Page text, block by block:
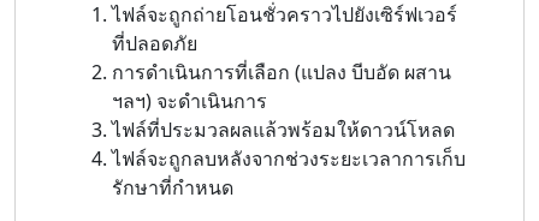
ไฟล์จะถูกถ่ายโอนชั่วคราวไปยังเซิร์ฟเวอร์
ที่ปลอดภัย
การดำเนินการที่เลือก (แปลง บีบอัด ผสาน
ฯลฯ) จะดำเนินการ
ไฟล์ที่ประมวลผลแล้วพร้อมให้ดาวน์โหลด
ไฟล์จะถูกลบหลังจากช่วงระยะเวลาการเก็บ
รักษาที่กำหนด